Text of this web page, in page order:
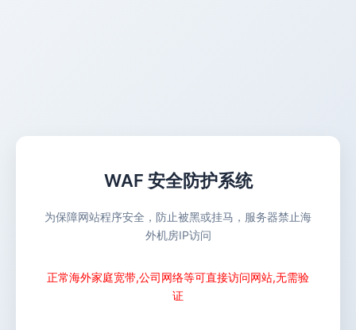
WAF 安全防护系统
为保障网站程序安全，防止被黑或挂马，服务器禁止海
外机房IP访问
正常海外家庭宽带,公司网络等可直接访问网站,无需验
证